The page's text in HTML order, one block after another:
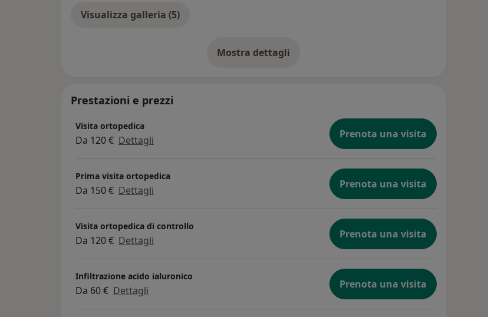
Visualizza galleria (5)
Mostra dettagli
sull'esperienza
Prestazioni e prezzi
Visita ortopedica
Da 120 € Dettagli Prenota una visita
Prima visita ortopedica
Da 150 € Dettagli Prenota una visita
Visita ortopedica di controllo
Da 120 € Dettagli Prenota una visita
Infiltrazione acido ialuronico
Da 60 € Dettagli Prenota una visita